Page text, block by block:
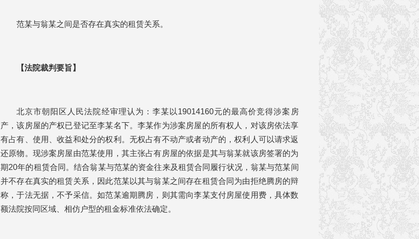
范某与翁某之间是否存在真实的租赁关系。
【法院裁判要旨】
北京市朝阳区人民法院经审理认为：李某以19014160元的最高价竞得涉案房
产，该房屋的产权已登记至李某名下。李某作为涉案房屋的所有权人，对该房依法享
有占有、使用、收益和处分的权利。无权占有不动产或者动产的，权利人可以请求返
还原物。现涉案房屋由范某使用，其主张占有房屋的依据是其与翁某就该房签署的为
期20年的租赁合同。结合翁某与范某的资金往来及租赁合同履行状况，翁某与范某间
并不存在真实的租赁关系，因此范某以其与翁某之间存在租赁合同为由拒绝腾房的辩
称，于法无据，不予采信。如范某逾期腾房，则其需向李某支付房屋使用费，具体数
额法院按同区域、相仿户型的租金标准依法确定。